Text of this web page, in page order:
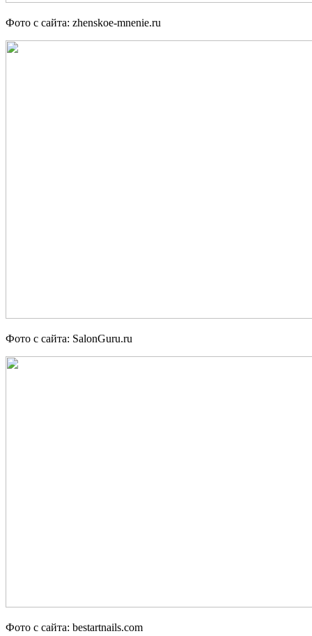
Фото с сайта: zhenskoe-mnenie.ru
Фото с сайта: SalonGuru.ru
Фото с сайта: bestartnails.com